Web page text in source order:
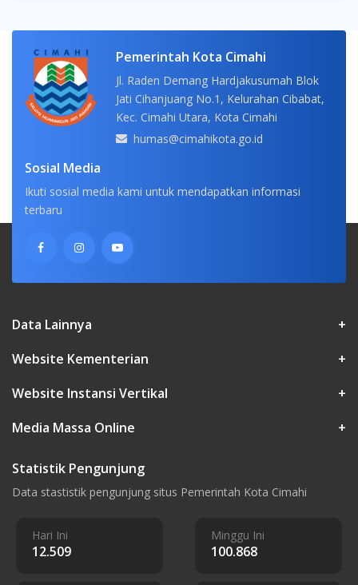
Pemerintah Kota Cimahi
Jl. Raden Demang Hardjakusumah Blok
Jati Cihanjuang No.1, Kelurahan Cibabat,
Kec. Cimahi Utara, Kota Cimahi
humas@cimahikota.go.id
Sosial Media
Ikuti sosial media kami untuk mendapatkan informasi
terbaru
Data Lainnya
+
Website Kementerian
+
Website Instansi Vertikal
+
Media Massa Online
+
Statistik Pengunjung
Data stastistik pengunjung situs Pemerintah Kota Cimahi
Hari Ini
12.509
Minggu Ini
100.868